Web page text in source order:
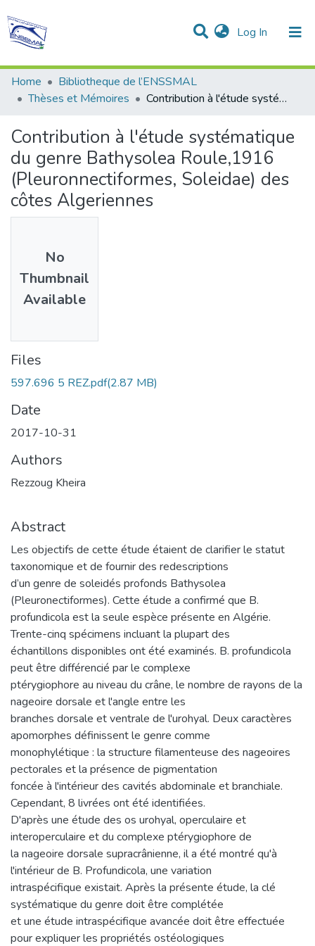
Log In (current)
Communities & Collections
Statistics
All of DSpace
Home
Bibliotheque de l’ENSSMAL
Thèses et Mémoires
Contribution à l'étude systématique du genre Bathysolea Roule,1916 (Pleuronnectiformes, Soleidae) des côtes Algeriennes
Contribution à l'étude systématique
du genre Bathysolea Roule,1916
(Pleuronnectiformes, Soleidae) des
côtes Algeriennes
No
Thumbnail
Available
Files
597.696 5 REZ.pdf(2.87 MB)
Date
2017-10-31
Authors
Rezzoug Kheira
Abstract
Les objectifs de cette étude étaient de clarifier le statut
taxonomique et de fournir des redescriptions
d’un genre de soleidés profonds Bathysolea
(Pleuronectiformes). Cette étude a confirmé que B.
profundicola est la seule espèce présente en Algérie.
Trente-cinq spécimens incluant la plupart des
échantillons disponibles ont été examinés. B. profundicola
peut être différencié par le complexe
ptérygiophore au niveau du crâne, le nombre de rayons de la
nageoire dorsale et l'angle entre les
branches dorsale et ventrale de l'urohyal. Deux caractères
apomorphes définissent le genre comme
monophylétique : la structure filamenteuse des nageoires
pectorales et la présence de pigmentation
foncée à l'intérieur des cavités abdominale et branchiale.
Cependant, 8 livrées ont été identifiées.
D'après une étude des os urohyal, operculaire et
interoperculaire et du complexe ptérygiophore de
la nageoire dorsale supracrânienne, il a été montré qu'à
l'intérieur de B. Profundicola, une variation
intraspécifique existait. Après la présente étude, la clé
systématique du genre doit être complétée
et une étude intraspécifique avancée doit être effectuée
pour expliquer les propriétés ostéologiques